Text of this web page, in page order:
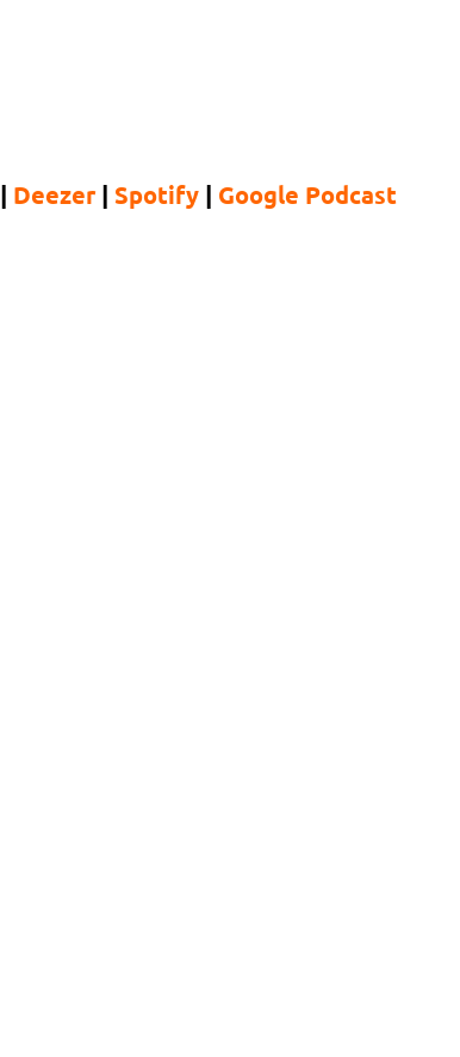
| Deezer| Spotify | Google Podcast